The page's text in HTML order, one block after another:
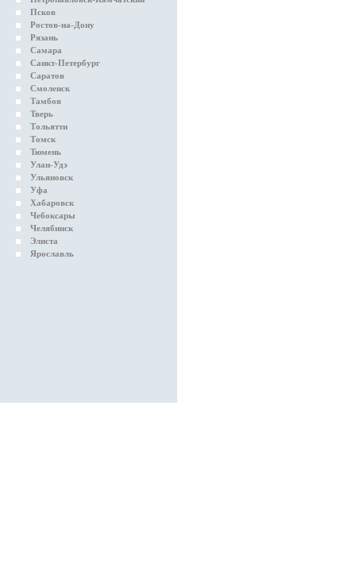
Псков
Ростов-на-Дону
Рязань
Самара
Санкт-Петербург
Саратов
Смоленск
Тамбов
Тверь
Тольятти
Томск
Тюмень
Улан-Удэ
Ульяновск
Уфа
Хабаровск
Чебоксары
Челябинск
Элиста
Ярославль